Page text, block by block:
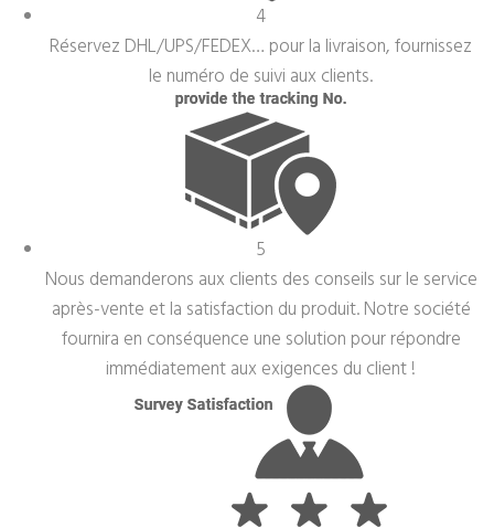
4
Réservez DHL/UPS/FEDEX… pour la livraison, fournissez
le numéro de suivi aux clients.
5
Nous demanderons aux clients des conseils sur le service
après-vente et la satisfaction du produit. Notre société
fournira en conséquence une solution pour répondre
immédiatement aux exigences du client !